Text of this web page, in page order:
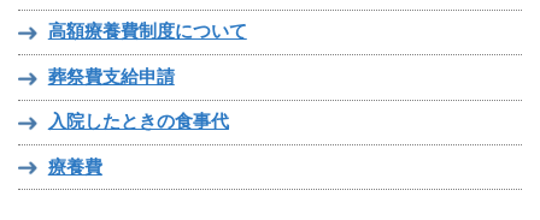
高額療養費制度について
葬祭費支給申請
入院したときの食事代
療養費